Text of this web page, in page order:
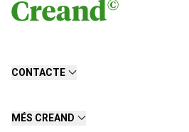
CONTACTE
MÉS CREAND